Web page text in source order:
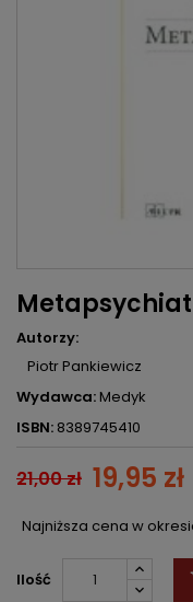
Autorzy:
Piotr Pankiewicz
Wydawca:Medyk
ISBN: 8389745410
21,00 zł 19,95 zł
Najniższa cena w
Ilość